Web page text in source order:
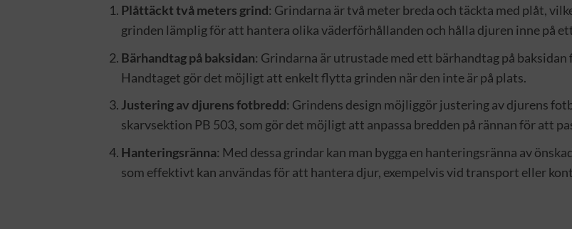
Plåttäckt två meters grind: Grindarna är två meter breda och täckta med plåt,
grinden lämplig för att hantera olika väderförhållanden och hålla djuren inne på
Bärhandtag på baksidan: Grindarna är utrustade med ett bärhandtag på
Handtaget gör det möjligt att enkelt flytta grinden när den inte är på plats.
Justering av djurens fotbredd: Grindens design möjliggör justering av djurens
skarvsektion PB 503, som gör det möjligt att anpassa bredden på rännan för att
Hanteringsränna: Med dessa grindar kan man bygga en hanteringsränna av
som effektivt kan användas för att hantera djur, exempelvis vid transport eller